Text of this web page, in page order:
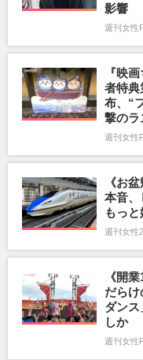
影響
週刊女性
『映
者特典
布、“
撃のラ
週刊女性
《お
本音、
もっ
週刊女性
《開
だら
ダン
しか
週刊女性